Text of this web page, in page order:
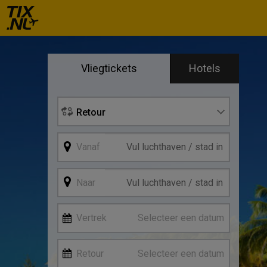
Vliegtickets Hotels
Retour
Vanaf
Naar
Vertrek Selecteer een datum
Retour Selecteer een datum